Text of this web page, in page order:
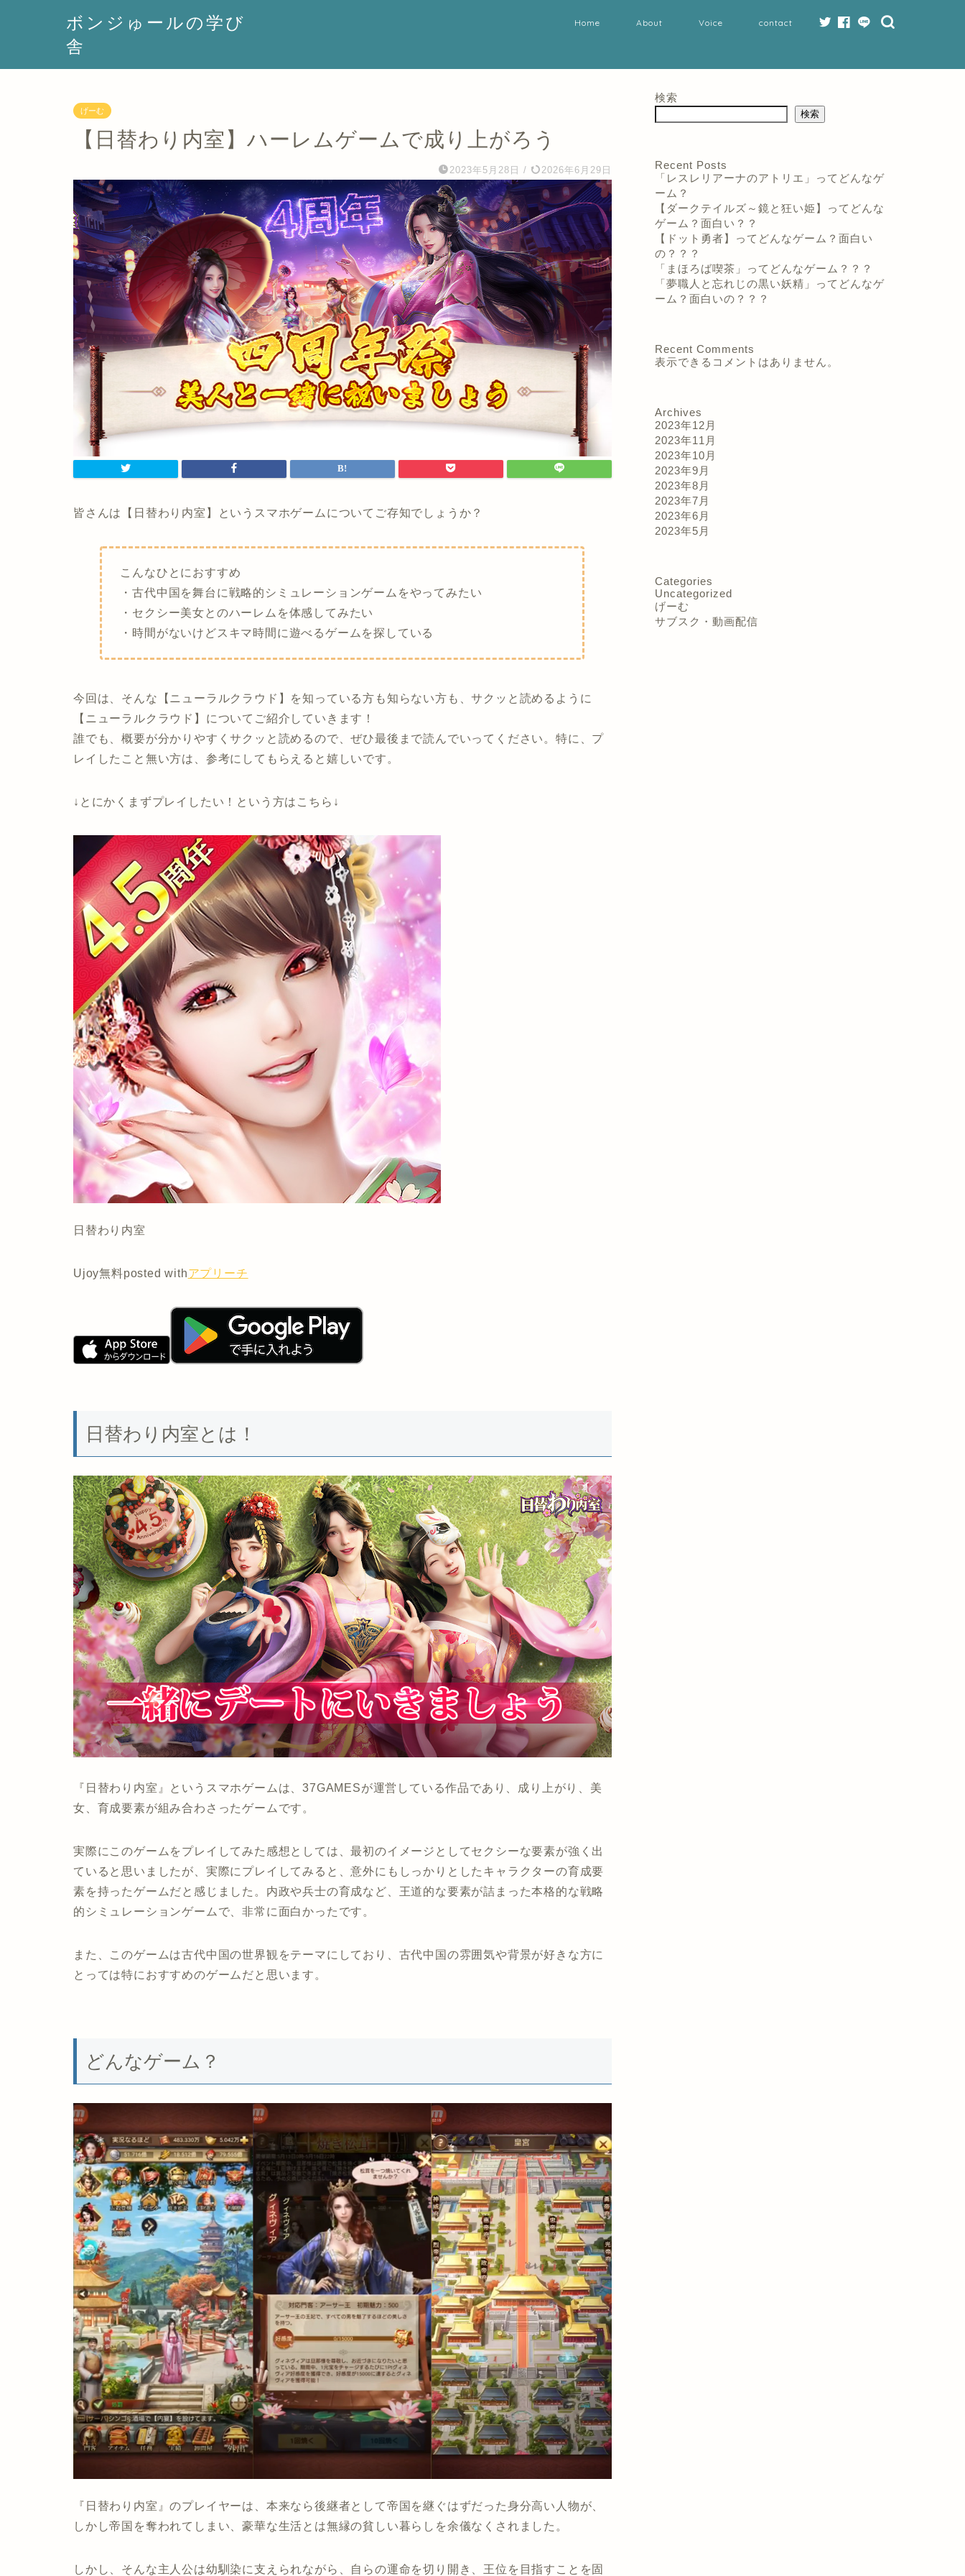
ボンジゅールの学び
舎
Home About Voice contact
げーむ
【日替わり内室】ハーレムゲームで成り上がろう
2023年5月28日 / 2026年6月29日
皆さんは【日替わり内室】というスマホゲームについてご存知でしょうか？
こんなひとにおすすめ
・古代中国を舞台に戦略的シミュレーションゲームをやってみたい
・セクシー美女とのハーレムを体感してみたい
・時間がないけどスキマ時間に遊べるゲームを探している
今回は、そんな【ニューラルクラウド】を知っている方も知らない方も、サクッと読めるように
【ニューラルクラウド】についてご紹介していきます！
誰でも、概要が分かりやすくサクッと読めるので、ぜひ最後まで読んでいってください。特に、プ
レイしたこと無い方は、参考にしてもらえると嬉しいです。
↓とにかくまずプレイしたい！という方はこちら↓
日替わり内室
Ujoy無料posted withアプリーチ
日替わり内室とは！
『日替わり内室』というスマホゲームは、37GAMESが運営している作品であり、成り上がり、美
女、育成要素が組み合わさったゲームです。
実際にこのゲームをプレイしてみた感想としては、最初のイメージとしてセクシーな要素が強く出
ていると思いましたが、実際にプレイしてみると、意外にもしっかりとしたキャラクターの育成要
素を持ったゲームだと感じました。内政や兵士の育成など、王道的な要素が詰まった本格的な戦略
的シミュレーションゲームで、非常に面白かったです。
また、このゲームは古代中国の世界観をテーマにしており、古代中国の雰囲気や背景が好きな方に
とっては特におすすめのゲームだと思います。
どんなゲーム？
『日替わり内室』のプレイヤーは、本来なら後継者として帝国を継ぐはずだった身分高い人物が、
しかし帝国を奪われてしまい、豪華な生活とは無縁の貧しい暮らしを余儀なくされました。
しかし、そんな主人公は幼馴染に支えられながら、自らの運命を切り開き、王位を目指すことを固
検索
検索
Recent Posts
「レスレリアーナのアトリエ」ってどんなゲ
ーム？
【ダークテイルズ～鏡と狂い姫】ってどんな
ゲーム？面白い？？
【ドット勇者】ってどんなゲーム？面白い
の？？？
「まほろば喫茶」ってどんなゲーム？？？
「夢職人と忘れじの黒い妖精」ってどんなゲ
ーム？面白いの？？？
Recent Comments
表示できるコメントはありません。
Archives
2023年12月
2023年11月
2023年10月
2023年9月
2023年8月
2023年7月
2023年6月
2023年5月
Categories
Uncategorized
げーむ
サブスク・動画配信